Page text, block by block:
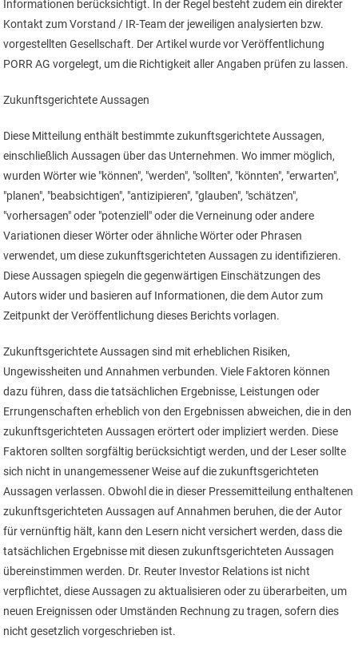
Informationen berücksichtigt. In der Regel besteht zudem ein direkter
Kontakt zum Vorstand / IR-Team der jeweiligen analysierten bzw.
vorgestellten Gesellschaft. Der Artikel wurde vor Veröffentlichung
PORR AG vorgelegt, um die Richtigkeit aller Angaben prüfen zu lassen.
Zukunftsgerichtete Aussagen
Diese Mitteilung enthält bestimmte zukunftsgerichtete Aussagen,
einschließlich Aussagen über das Unternehmen. Wo immer möglich,
wurden Wörter wie "können", "werden", "sollten", "könnten", "erwarten",
"planen", "beabsichtigen", "antizipieren", "glauben", "schätzen",
"vorhersagen" oder "potenziell" oder die Verneinung oder andere
Variationen dieser Wörter oder ähnliche Wörter oder Phrasen
verwendet, um diese zukunftsgerichteten Aussagen zu identifizieren.
Diese Aussagen spiegeln die gegenwärtigen Einschätzungen des
Autors wider und basieren auf Informationen, die dem Autor zum
Zeitpunkt der Veröffentlichung dieses Berichts vorlagen.
Zukunftsgerichtete Aussagen sind mit erheblichen Risiken,
Ungewissheiten und Annahmen verbunden. Viele Faktoren können
dazu führen, dass die tatsächlichen Ergebnisse, Leistungen oder
Errungenschaften erheblich von den Ergebnissen abweichen, die in den
zukunftsgerichteten Aussagen erörtert oder impliziert werden. Diese
Faktoren sollten sorgfältig berücksichtigt werden, und der Leser sollte
sich nicht in unangemessener Weise auf die zukunftsgerichteten
Aussagen verlassen. Obwohl die in dieser Pressemitteilung enthaltenen
zukunftsgerichteten Aussagen auf Annahmen beruhen, die der Autor
für vernünftig hält, kann den Lesern nicht versichert werden, dass die
tatsächlichen Ergebnisse mit diesen zukunftsgerichteten Aussagen
übereinstimmen werden. Dr. Reuter Investor Relations ist nicht
verpflichtet, diese Aussagen zu aktualisieren oder zu überarbeiten, um
neuen Ereignissen oder Umständen Rechnung zu tragen, sofern dies
nicht gesetzlich vorgeschrieben ist.